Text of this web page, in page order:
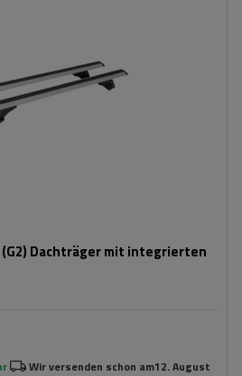
(G2) Dachträger mit integrierten
Wir versenden schon am12. August